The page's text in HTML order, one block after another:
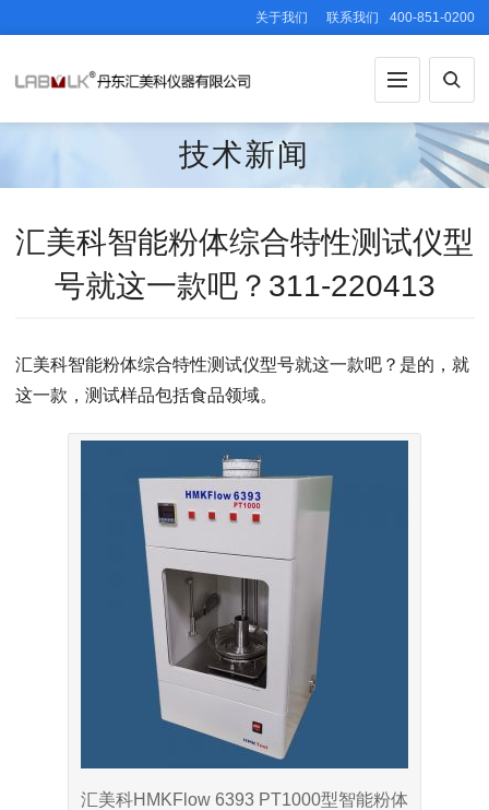
关于我们 联系我们 400-851-0200
技术新闻
汇美科智能粉体综合特性测试仪型
号就这一款吧？311-220413
汇美科智能粉体综合特性测试仪型号就这一款吧？是的，就
这一款，测试样品包括食品领域。
汇美科HMKFlow 6393 PT1000型智能粉体